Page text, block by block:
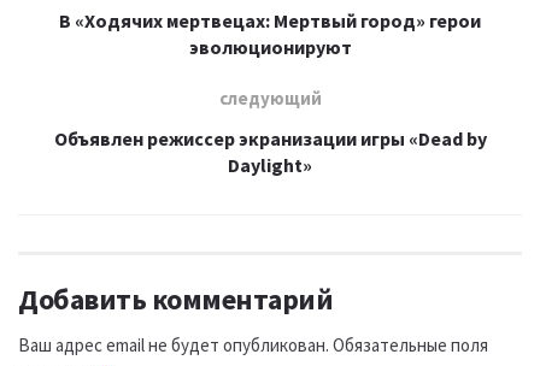
В «Ходячих мертвецах: Мертвый город» герои
эволюционируют
следующий
Объявлен режиссер экранизации игры «Dead by
Daylight»
Добавить комментарий
Ваш адрес email не будет опубликован. Обязательные поля